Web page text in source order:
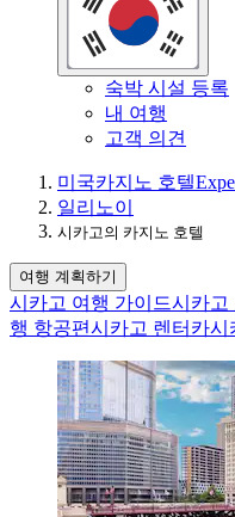
숙박 시설 등록
내 여행
고객 의견
미국카지노 호텔
일리노이
시카고의 카지노 호텔
여행 계획하기
시카고 여행 가이드시카고
행 항공편시카고 렌터카시